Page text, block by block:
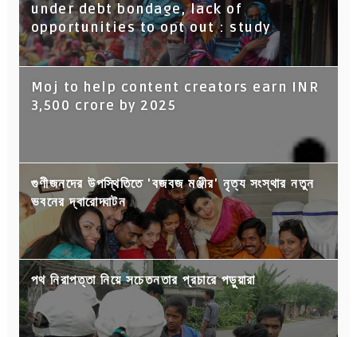
under debt bondage, lack of
opportunities to opt out : study
Moj to help content creators earn INR
3,500 crore by 2025
গুণীজনদের উপস্থিতিতে 'বজবজ মঞ্জীর' নৃত্য সংস্থার নতুন
ভবনের দ্বারোদ্ঘাটন
পথ নিরাপত্তা নিয়ে সচেতনতার প্রচারে পড়ুয়ারা